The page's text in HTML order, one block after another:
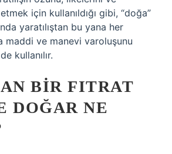
için kullanıldığı gibi, “doğa”
yaratılıştan bu yana her
maddi ve manevi varoluşunu
kullanılır.
BIR FITRAT
DOĞAR NE